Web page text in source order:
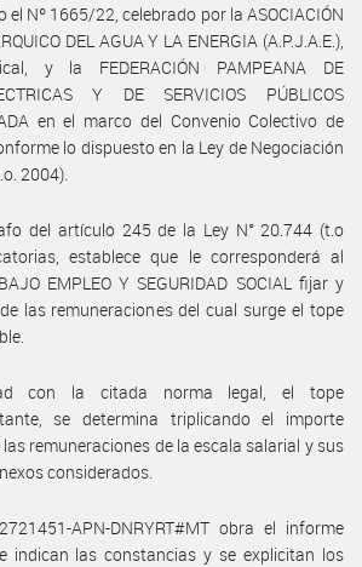
Nº 1665/22, celebrado por la ASOCIACIÓN
DEL AGUA Y LA ENERGIA (A.P.J.A.E.),
y la FEDERACIÓN PAMPEANA DE
Y DE SERVICIOS PÚBLICOS
en el marco del Convenio Colectivo de
lo dispuesto en la Ley de Negociación
2004).
del artículo 245 de la Ley N° 20.744 (t.o
establece que le corresponderá al
EMPLEO Y SEGURIDAD SOCIAL fijar y
las remuneraciones del cual surge el tope
con la citada norma legal, el tope
se determina triplicando el importe
remuneraciones de la escala salarial y sus
considerados.
APN-DNRYRT#MT obra el informe
indican las constancias y se explicitan los